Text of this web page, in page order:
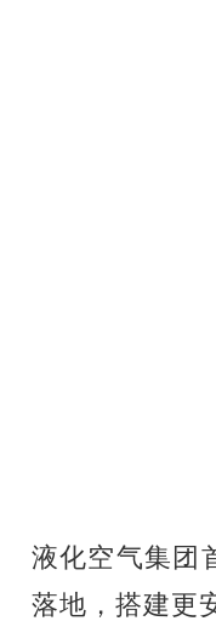
液化空气集团
落地，搭建更